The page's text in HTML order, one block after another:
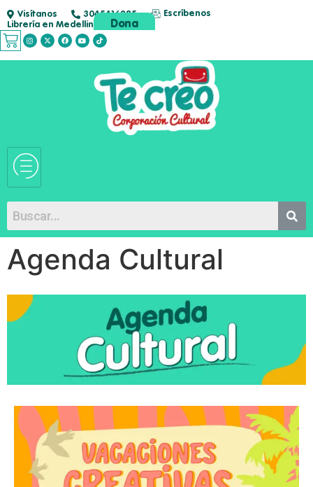
Visítanos 3045416285
Escríbenos
Librería en Medellin
Dona
Agenda Cultural